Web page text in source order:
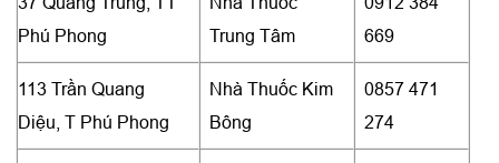
Phú Phong
Trung Tâm
669
113 Trần Quang
Diệu, T Phú Phong
Nhà Thuốc Kim
Bông
0857 471
274